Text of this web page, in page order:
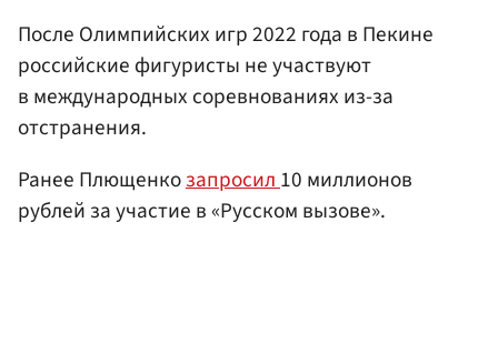
После Олимпийских игр 2022 года в Пекине
российские фигуристы не участвуют
в международных соревнованиях из-за
отстранения.
Ранее Плющенкозапросил10 миллионов
рублей за участие в «Русском вызове».